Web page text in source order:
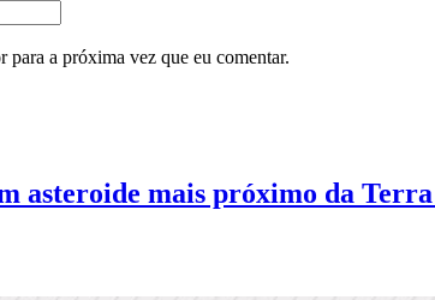
para a próxima vez que eu comentar.
asteroide mais próximo da Terra